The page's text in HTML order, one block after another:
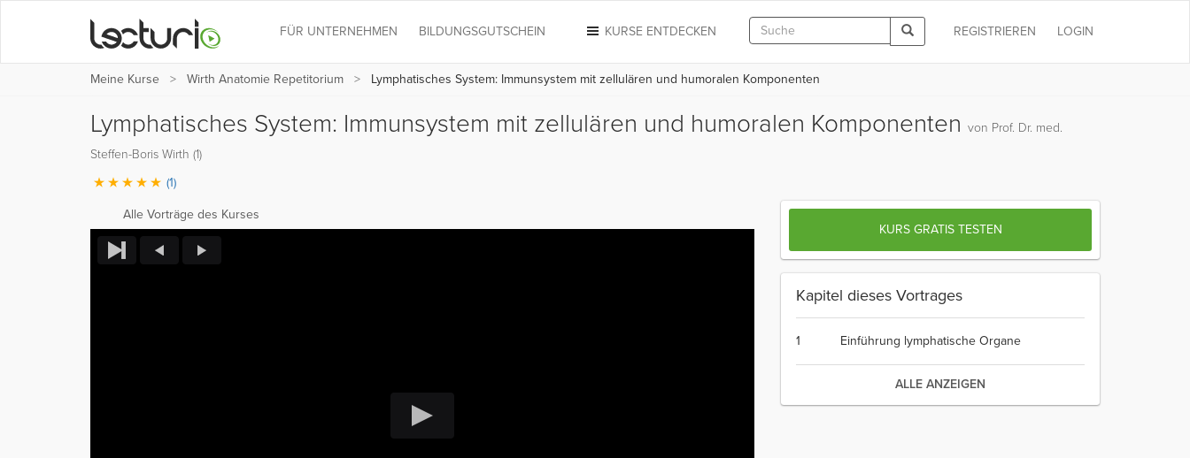
LOGIN
REGISTRIEREN
KURSE ENTDECKEN
FÜR UNTERNEHMEN BILDUNGSGUTSCHEIN
Meine Kurse Wirth Anatomie Repetitorium Lymphatisches System: Immunsystem mit zellulären und humoralen Komponenten
Lymphatisches System: Immunsystem mit zellulären und humoralen Komponenten von Prof. Dr. med.
Steffen-Boris Wirth (1)
(1)
Alle Vorträge des Kurses
KURS GRATIS TESTEN
Kapitel dieses Vortrages
1 Einführung lymphatische Organe
ALLE ANZEIGEN